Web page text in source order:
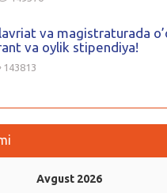
va magistraturada
va oylik stipendiya!
143813
Avgust 2026